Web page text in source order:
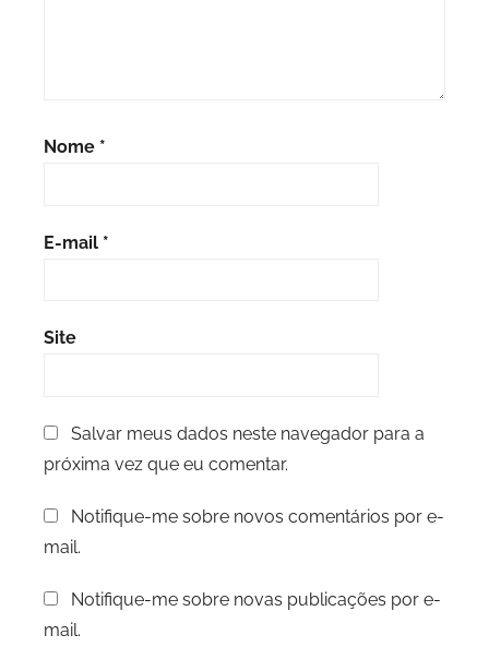
Nome *
E-mail *
Site
Salvar meus dados neste navegador para a
próxima vez que eu comentar.
Notifique-me sobre novos comentários por e-
mail.
Notifique-me sobre novas publicações por e-
mail.